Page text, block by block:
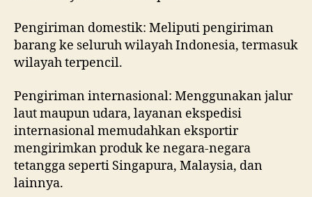
Pengiriman domestik: Meliputi pengiriman
barang ke seluruh wilayah Indonesia, termasuk
wilayah terpencil.
Pengiriman internasional: Menggunakan jalur
laut maupun udara, layanan ekspedisi
internasional memudahkan eksportir
mengirimkan produk ke negara-negara
tetangga seperti Singapura, Malaysia, dan
lainnya.